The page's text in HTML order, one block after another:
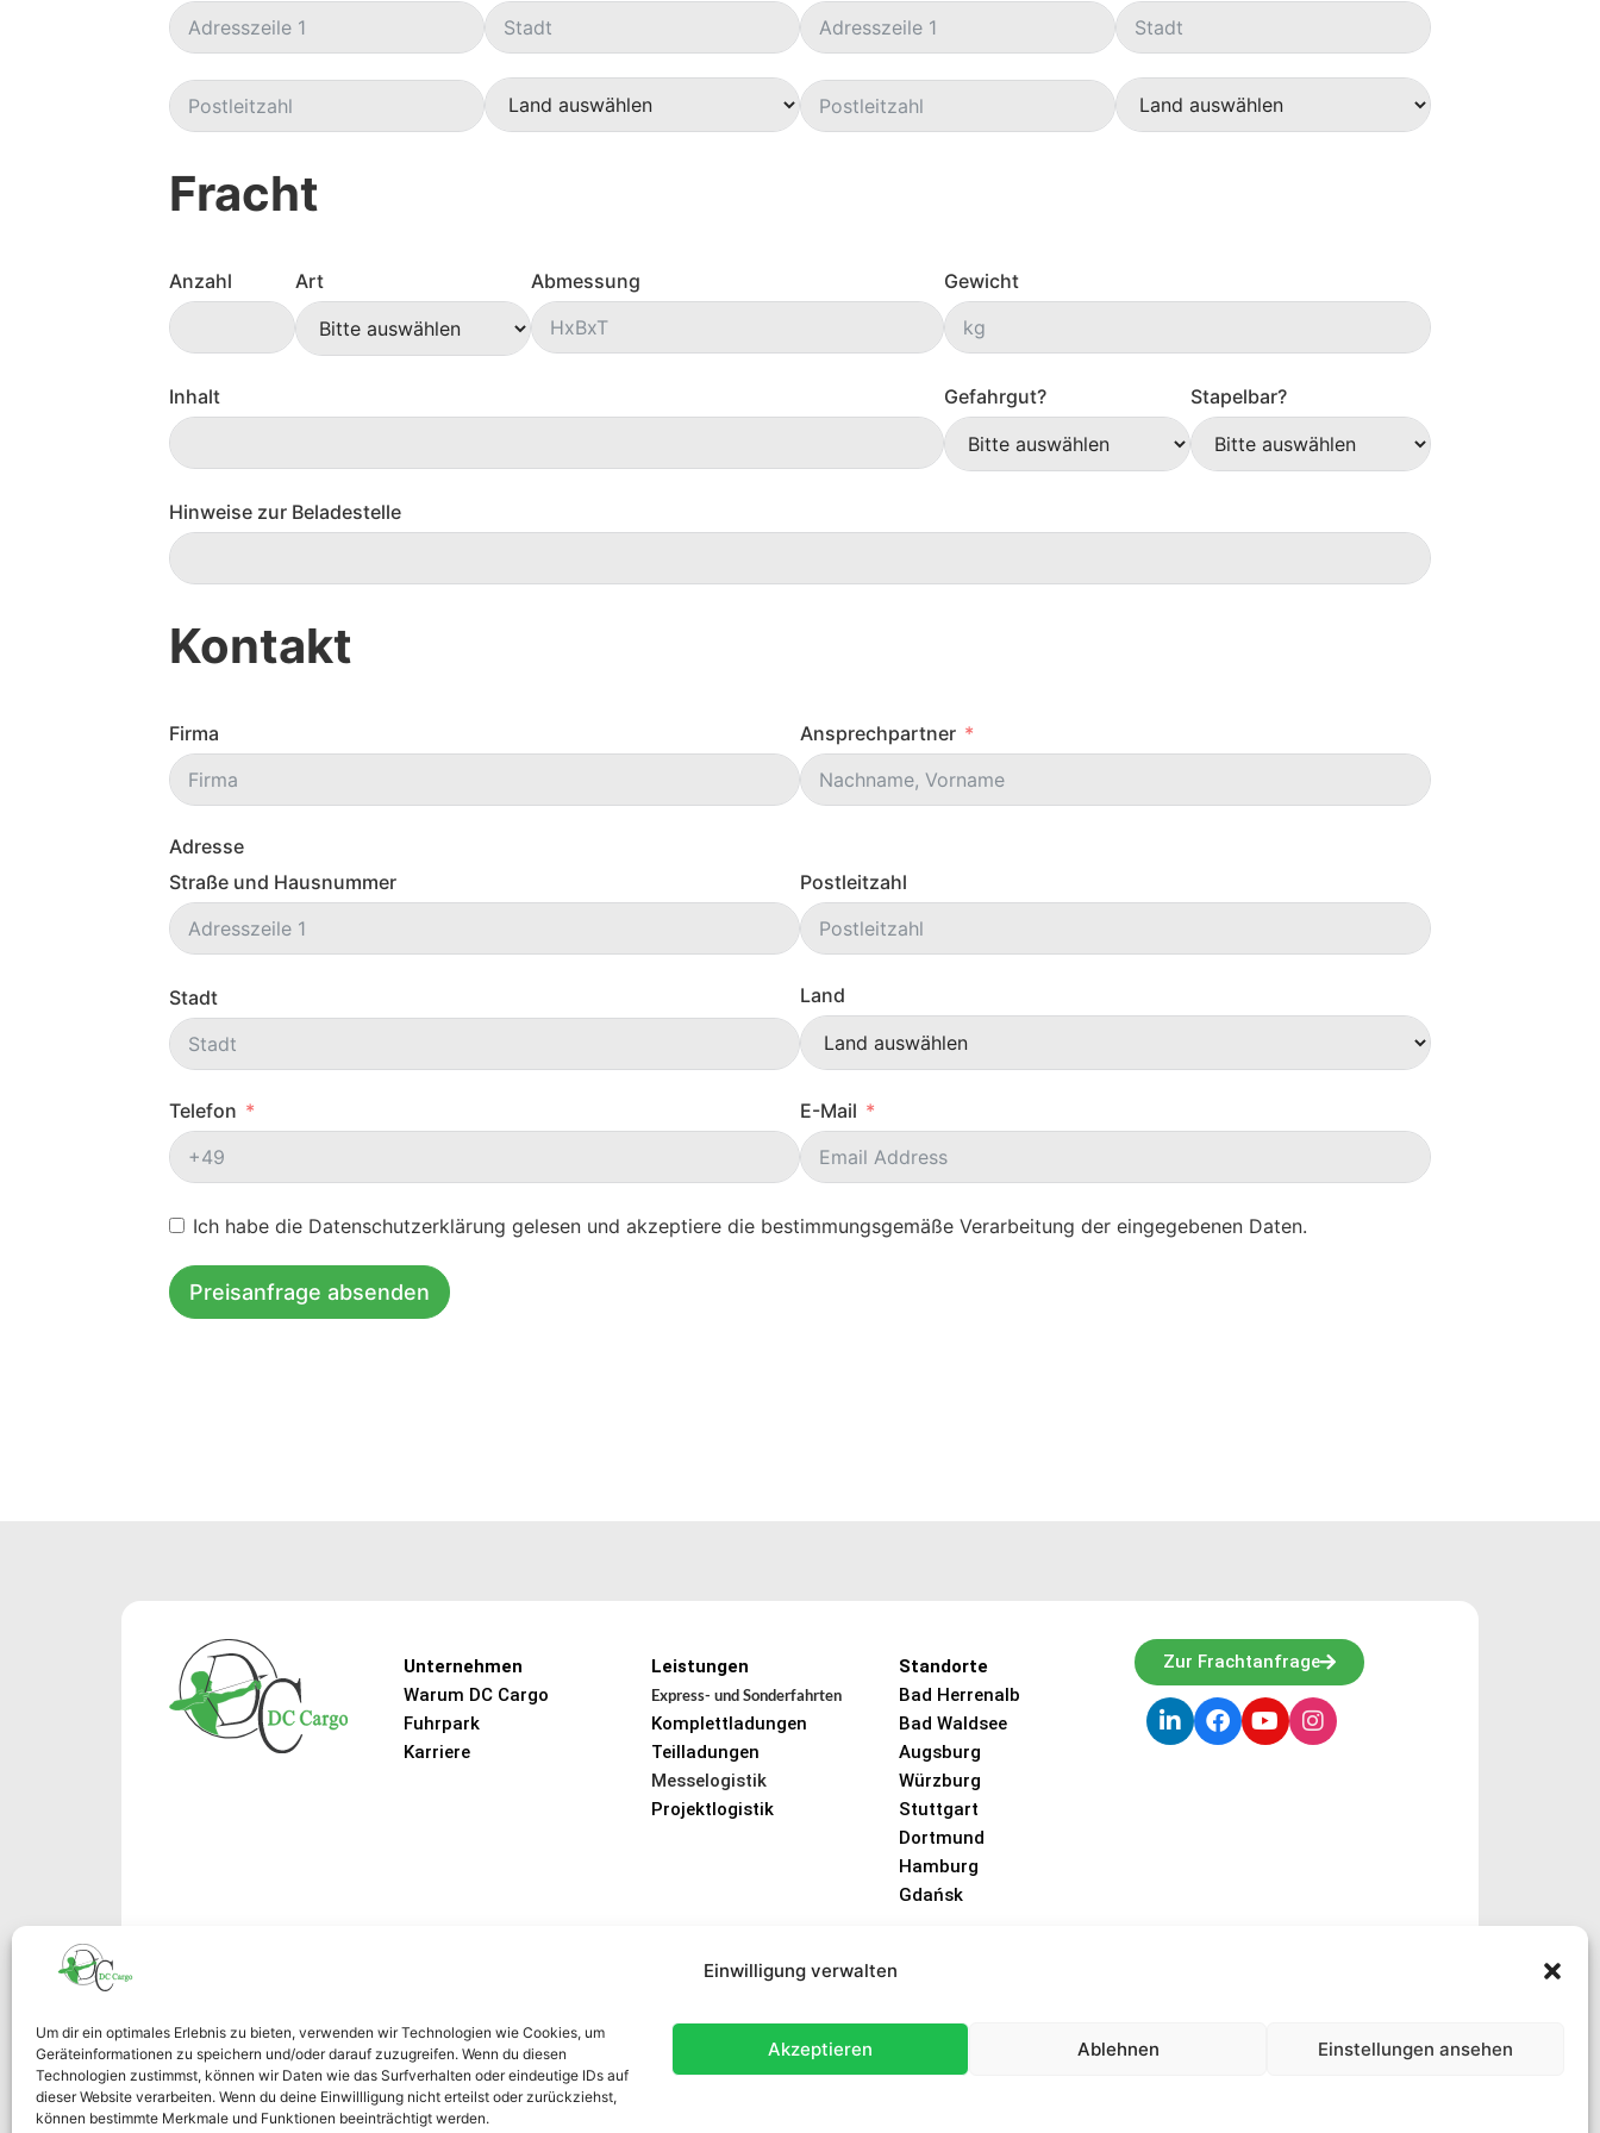
Einwilligung verwalten
Um dir ein optimales Erlebnis zu bieten, verwenden wir Technologien wie Cookies, um
Geräteinformationen zu speichern und/oder darauf zuzugreifen. Wenn du diesen
Technologien zustimmst, können wir Daten wie das Surfverhalten oder eindeutige IDs auf
dieser Website verarbeiten. Wenn du deine Einwillligung nicht erteilst oder zurückziehst,
können bestimmte Merkmale und Funktionen beeinträchtigt werden.
Akzeptieren Ablehnen Einstellungen ansehen
Fracht
Anzahl Art Abmessung Gewicht
Inhalt Gefahrgut? Stapelbar?
Hinweise zur Beladestelle
Kontakt
Firma Ansprechpartner
Adresse
Straße und Hausnummer
Postleitzahl
Stadt Land
Telefon E-Mail
Ich habe die Datenschutzerklärung gelesen und akzeptiere die bestimmungsgemäße Verarbeitung der eingegebenen Daten.
Preisanfrage absenden
Unternehmen
Warum DC Cargo
Fuhrpark
Karriere
Leistungen
Express- und Sonderfahrten
Komplettladungen
Teilladungen
Messelogistik
Projektlogistik
Standorte
Bad Herrenalb
Bad Waldsee
Augsburg
Würzburg
Stuttgart
Dortmund
Hamburg
Gdańsk
Zur Frachtanfrage
Suchen Sie direkten Kontakt
auf kurzem Weg?
Hinterlassen Sie einfach Ihre Telefonnummer und wir rufen Sie umgehend an.